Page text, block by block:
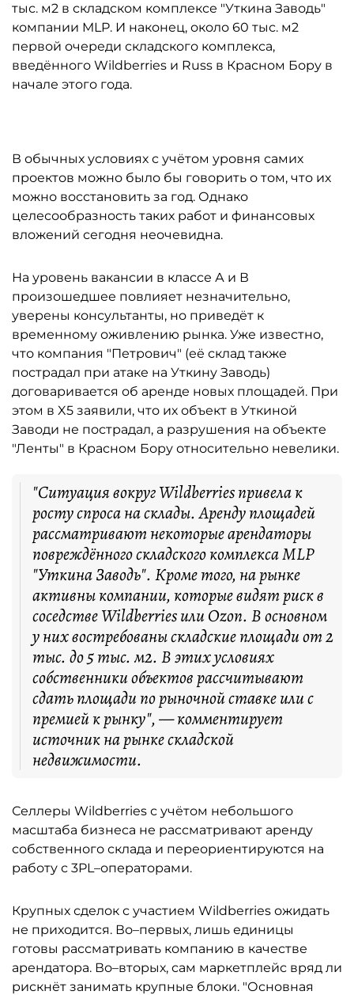
тыс. м2 в складском комплексе "Уткина Заводь"
компании MLP. И наконец, около 60 тыс. м2
первой очереди складского комплекса,
введённого Wildberries и Russ в Красном Бору в
начале этого года.
В обычных условиях с учётом уровня самих
проектов можно было бы говорить о том, что их
можно восстановить за год. Однако
целесообразность таких работ и финансовых
вложений сегодня неочевидна.
На уровень вакансии в классе А и В
произошедшее повлияет незначительно,
уверены консультанты, но приведёт к
временному оживлению рынка. Уже известно,
что компания "Петрович" (её склад также
пострадал при атаке на Уткину Заводь)
договаривается об аренде новых площадей. При
этом в X5 заявили, что их объект в Уткиной
Заводи не пострадал, а разрушения на объекте
"Ленты" в Красном Бору относительно невелики.
"Ситуация вокруг Wildberries привела к
росту спроса на склады. Аренду площадей
рассматривают некоторые арендаторы
повреждённого складского комплекса MLP
"Уткина Заводь". Кроме того, на рынке
активны компании, которые видят риск в
соседстве Wildberries или Ozon. В основном
у них востребованы складские площади от 2
тыс. до 5 тыс. м2. В этих условиях
собственники объектов рассчитывают
сдать площади по рыночной ставке или с
премией к рынку", — комментирует
источник на рынке складской
недвижимости.
Селлеры Wildberries с учётом небольшого
масштаба бизнеса не рассматривают аренду
собственного склада и переориентируются на
работу с 3PL–операторами.
Крупных сделок с участием Wildberries ожидать
не приходится. Во–первых, лишь единицы
готовы рассматривать компанию в качестве
арендатора. Во–вторых, сам маркетплейс вряд ли
рискнёт занимать крупные блоки. "Основная